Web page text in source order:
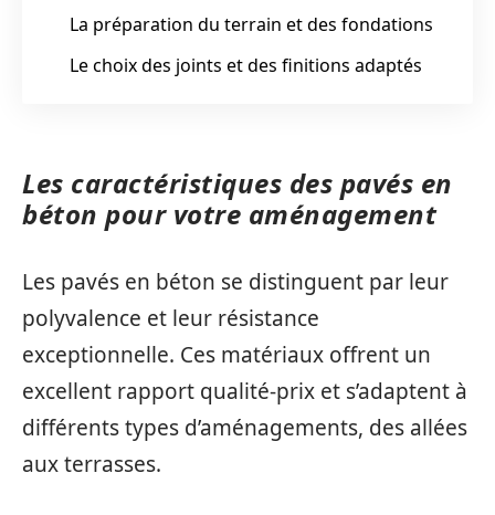
La préparation du terrain et des fondations
Le choix des joints et des finitions adaptés
Les caractéristiques des pavés en
béton pour votre aménagement
Les pavés en béton se distinguent par leur
polyvalence et leur résistance
exceptionnelle. Ces matériaux offrent un
excellent rapport qualité-prix et s’adaptent à
différents types d’aménagements, des allées
aux terrasses.